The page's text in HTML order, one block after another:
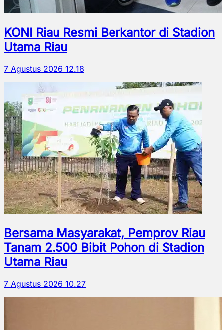
KONI Riau Resmi Berkantor di Stadion
Utama Riau
7 Agustus 2026 12.18
Bersama Masyarakat, Pemprov Riau
Tanam 2.500 Bibit Pohon di Stadion
Utama Riau
7 Agustus 2026 10.27